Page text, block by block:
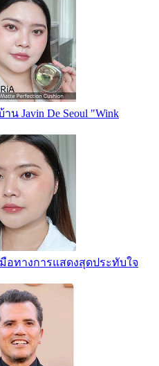
Javin De Seoul "Wink
ทางการแสดงสุดประทับใจ